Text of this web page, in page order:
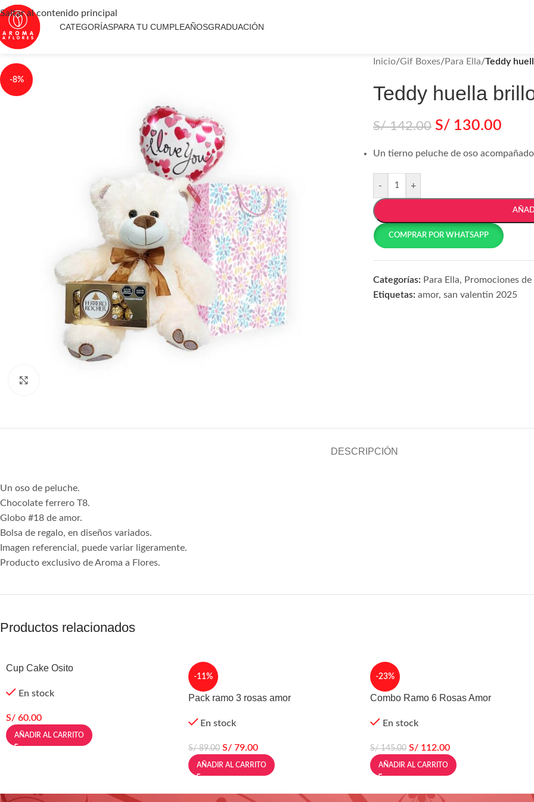
Saltar al contenido principal
CATEGORÍASPARA TU CUMPLEAÑOSGRADUACIÓN
-8%
Inicio/Gif Boxes/Para Ella/Teddy
Teddy huella
S/142.00 S/ 130.00
Un tierno peluche de oso
- +
COMPRAR POR WHATSAPP
Categorías: Para Ella, Promociones de
Etiquetas: amor, san valentin 2025
DESCRIPCIÓN
Un oso de peluche.
Chocolate ferrero T8.
Globo #18 de amor.
Bolsa de regalo, en diseños variados.
Imagen referencial, puede variar ligeramente.
Producto exclusivo de Aroma a Flores.
Productos relacionados
Cup Cake Osito
En stock
S/ 60.00
AÑADIR AL CARRITO
-11%
Pack ramo 3 rosas amor
En stock
S/89.00 S/79.00
AÑADIR AL CARRITO
-23%
Combo Ramo 6 Rosas Amor
En stock
S/145.00 S/ 112.00
AÑADIR AL CARRITO